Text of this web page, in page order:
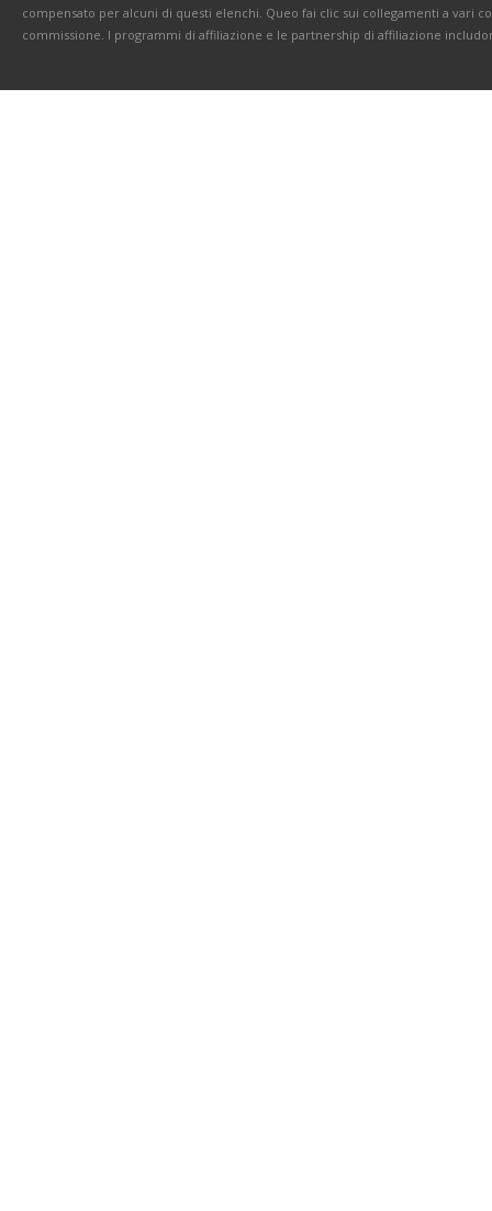
compensato per alcuni di questi elenchi. Queo fai clic sui collegamenti a vari
commissione. I programmi di affiliazione e le partnership di affiliazione